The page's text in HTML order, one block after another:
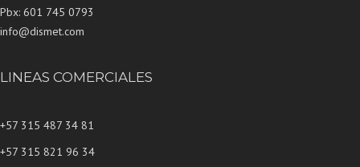
Pbx: 601 745 0793
info@dismet.com
LINEAS COMERCIALES
+57 315 487 34 81
+57 315 821 96 34